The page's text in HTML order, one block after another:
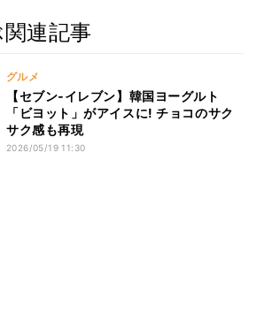
連記事
グルメ
【セブン‐イレブン】韓国ヨーグルト
「ビヨット」がアイスに! チョコのサク
サク感も再現
2026/05/19 11:30